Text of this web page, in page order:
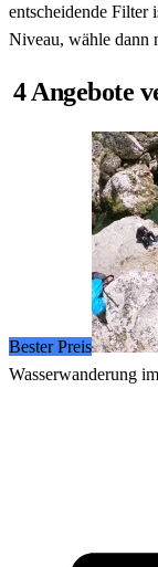
entscheidende Filter
Niveau, wähle dann
4 Angebote
Bester Preis
Wasserwanderung